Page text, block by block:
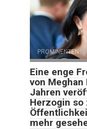
PROMINENTEN
Eine enge
von
Jahren
Herzogin so
mehr